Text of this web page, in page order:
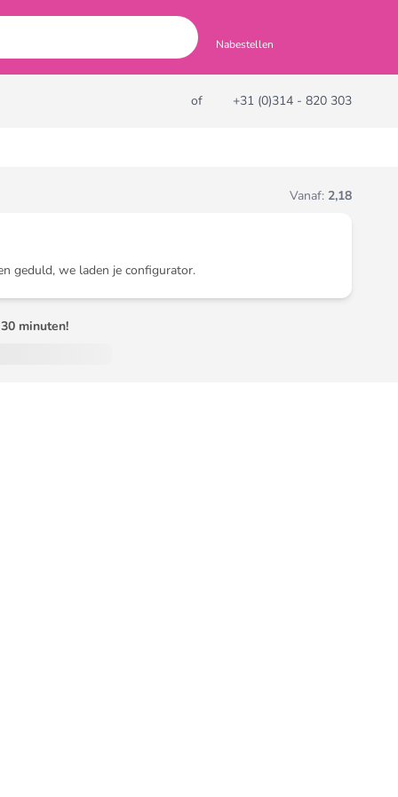
Nabestellen
of +31 (0)314 - 820 303
Vanaf: 2,18
geduld, we laden je configurator.
30 minuten!